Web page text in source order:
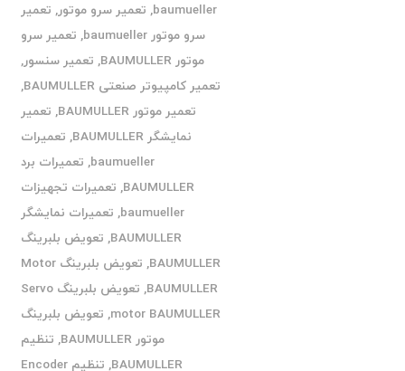
baumueller
, تعمیر سرو موتور, تعمیر
سرو موتور baumueller
, تعمیر سرو
موتور BAUMULLER
, تعمیر سنسور,
تعمیر کامپیوتر صنعتی BAUMULLER
,
تعمیر موتور BAUMULLER
, تعمیر
نمایشگر BAUMULLER
, تعمیرات
baumueller
, تعمیرات برد
BAUMULLER
, تعمیرات تجهیزات
baumueller
, تعمیرات نمایشگر
BAUMULLER
, تعویض بلبرینگ
BAUMULLER
,
تعویض بلبرینگ Motor
BAUMULLER
,
تعویض بلبرینگ Servo
motor BAUMULLER
, تعویض بلبرینگ
موتور BAUMULLER
, تنظیم
BAUMULLER
, تنظیم Encoder